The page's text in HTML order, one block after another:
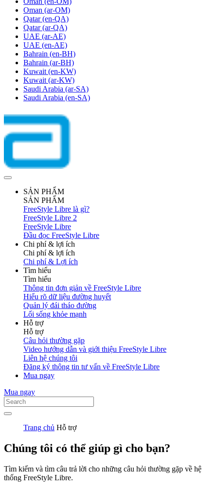
Oman (ar-OM)
Qatar (en-QA)
Qatar (ar-QA)
UAE (ar-AE)
UAE (en-AE)
Bahrain (en-BH)
Bahrain (ar-BH)
Kuwait (en-KW)
Kuwait (ar-KW)
Saudi Arabia (ar-SA)
Saudi Arabia (en-SA)
SẢN PHẨM
SẢN PHẨM
FreeStyle Libre là gì?
FreeStyle Libre 2
FreeStyle Libre
Đầu đọc FreeStyle Libre
Chi phí & lợi ích
Chi phí & lợi ích
Chi phí & Lợi ích
Tìm hiểu
Tìm hiểu
Thông tin đơn giản về FreeStyle Libre
Hiểu rõ dữ liệu đường huyết
Quản lý đái tháo đường
Lối sống khỏe mạnh
Hỗ trợ
Hỗ trợ
Câu hỏi thường gặp
Video hướng dẫn và giới thiệu FreeStyle Libre
Liên hệ chúng tôi
Đăng ký thông tin tư vấn về FreeStyle Libre
Mua ngay
Mua ngay
Trang chủ Hỗ trợ
Chúng tôi có thể giúp gì cho bạn?
Tìm kiếm và tìm câu trả lời cho những câu hỏi thường gặp về hệ
thống FreeStyle Libre.